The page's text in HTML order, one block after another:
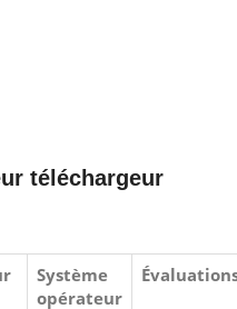
téléchargeur
Système
opérateur